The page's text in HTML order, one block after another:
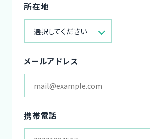
所在地
選択してください
メールアドレス
携帯電話